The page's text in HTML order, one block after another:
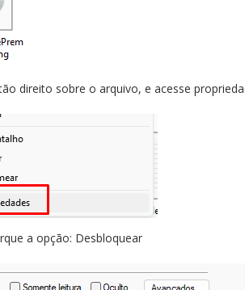
direito sobre o arquivo, e acesse
a opção: Desbloquear